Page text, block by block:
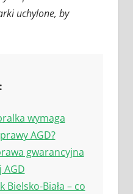
uchylone, by
wymaga
AGD?
gwarancyjna
Biała – co